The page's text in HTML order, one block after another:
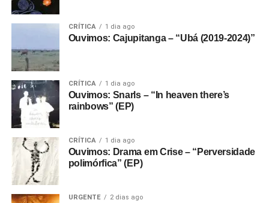
CRÍTICA 1 dia ago
Ouvimos: Cajupitanga – “Ubá (2019-2024)”
CRÍTICA 1 dia ago
Ouvimos: Snarls – “In heaven there’s
rainbows” (EP)
CRÍTICA 1 dia ago
Ouvimos: Drama em Crise – “Perversidade
polimórfica” (EP)
URGENTE 2 dias ago